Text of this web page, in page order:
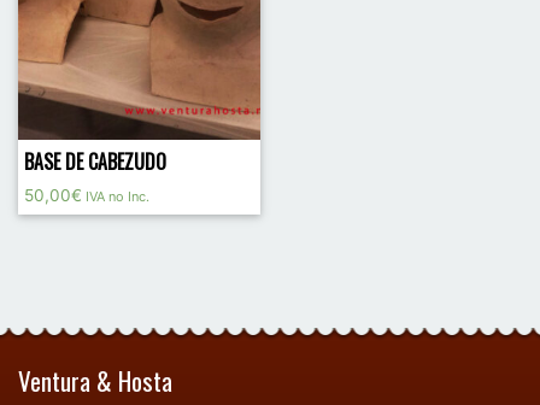
BASE DE CABEZUDO
50,00€ IVA no Inc.
Ventura & Hosta